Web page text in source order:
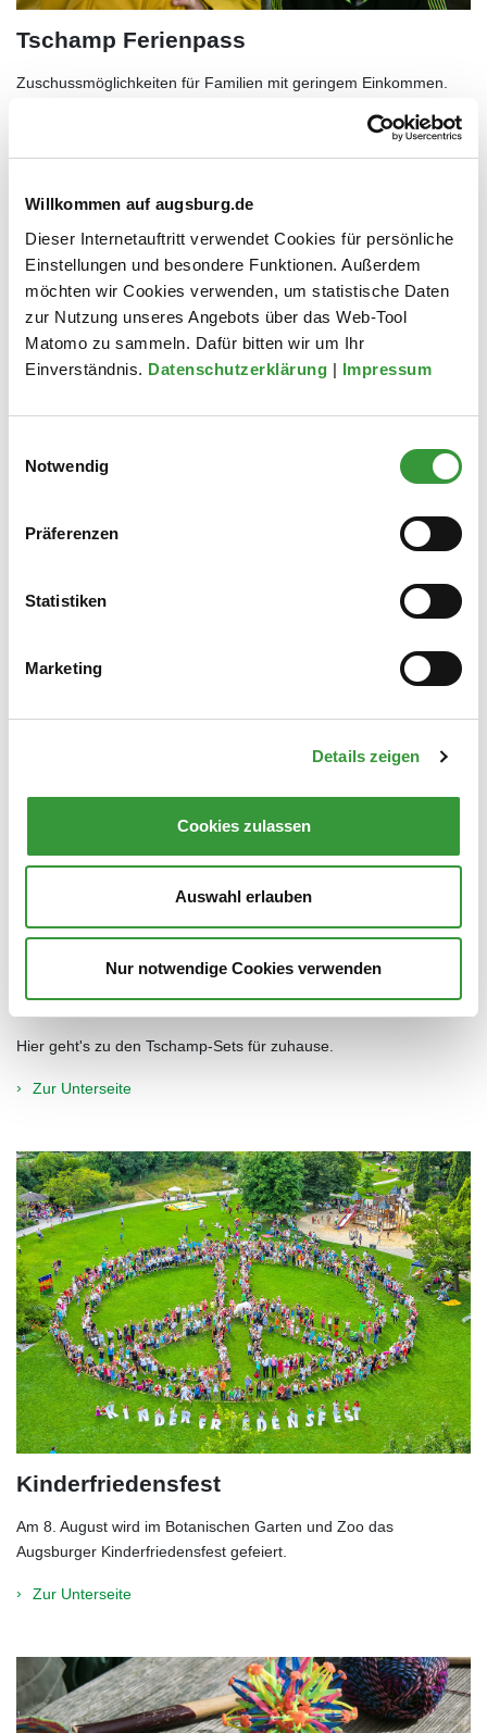
Willkommen auf augsburg.de
Dieser Internetauftritt verwendet Cookies für persönliche
Einstellungen und besondere Funktionen. Außerdem
möchten wir Cookies verwenden, um statistische Daten
zur Nutzung unseres Angebots über das Web-Tool
Matomo zu sammeln. Dafür bitten wir um Ihr
Einverständnis. Datenschutzerklärung | Impressum
Notwendig
Präferenzen
Statistiken
Marketing
Details zeigen
Cookies zulassen
Auswahl erlauben
Nur notwendige Cookies verwenden
Tschamp Ferienpass
Zuschussmöglichkeiten für Familien mit geringem Einkommen.
Engagement
Zur Unterseite
Tschamp-Sets
Hier geht's zu den Tschamp-Sets für zuhause.
Zur Unterseite
Kinderfriedensfest
Am 8. August wird im Botanischen Garten und Zoo das
Augsburger Kinderfriedensfest gefeiert.
Zur Unterseite